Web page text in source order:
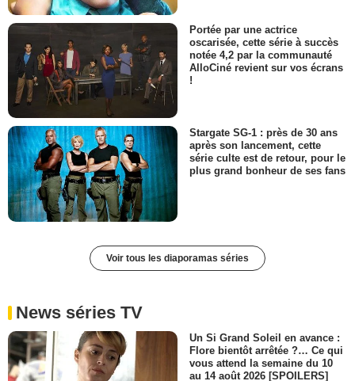
Portée par une actrice
oscarisée, cette série à succès
notée 4,2 par la communauté
AlloCiné revient sur vos écrans
!
Stargate SG-1 : près de 30 ans
après son lancement, cette
série culte est de retour, pour le
plus grand bonheur de ses fans
Voir tous les diaporamas séries
News séries TV
Un Si Grand Soleil en avance :
Flore bientôt arrêtée ?… Ce qui
vous attend la semaine du 10
au 14 août 2026 [SPOILERS]